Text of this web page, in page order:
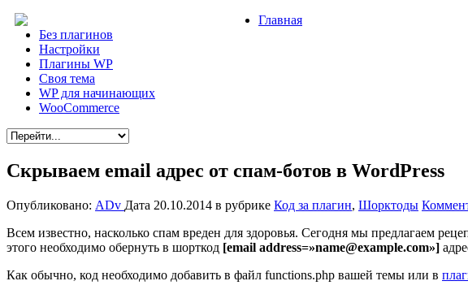
Главная
Без плагинов
Настройки
Плагины WP
Своя тема
WP для начинающих
WooCommerce
Скрываем email адрес от спам-ботов в WordPress
Опубликовано: ADv Дата 20.10.2014 в рубрике Код за плагин, Шорктоды
Всем известно, насколько спам вреден для здоровья. Сегодня мы предлагаем
этого необходимо обернуть в шорткод [email address=»name@example.com»]
Как обычно, код необходимо добавить в файл functions.php вашей темы или в